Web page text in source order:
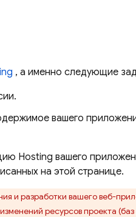
, а именно следующие
вашего
Hosting вашего
на этой странице.
и разработки вашего веб-
ресурсов проекта